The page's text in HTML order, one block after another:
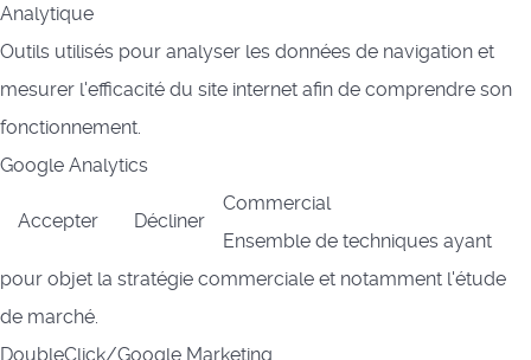
Analytique
Outils utilisés pour analyser les données de navigation et
mesurer l'efficacité du site internet afin de comprendre son
fonctionnement.
Google Analytics
Accepter Décliner
Commercial
Ensemble de techniques ayant
pour objet la stratégie commerciale et notamment l'étude
de marché.
DoubleClick/Google Marketing